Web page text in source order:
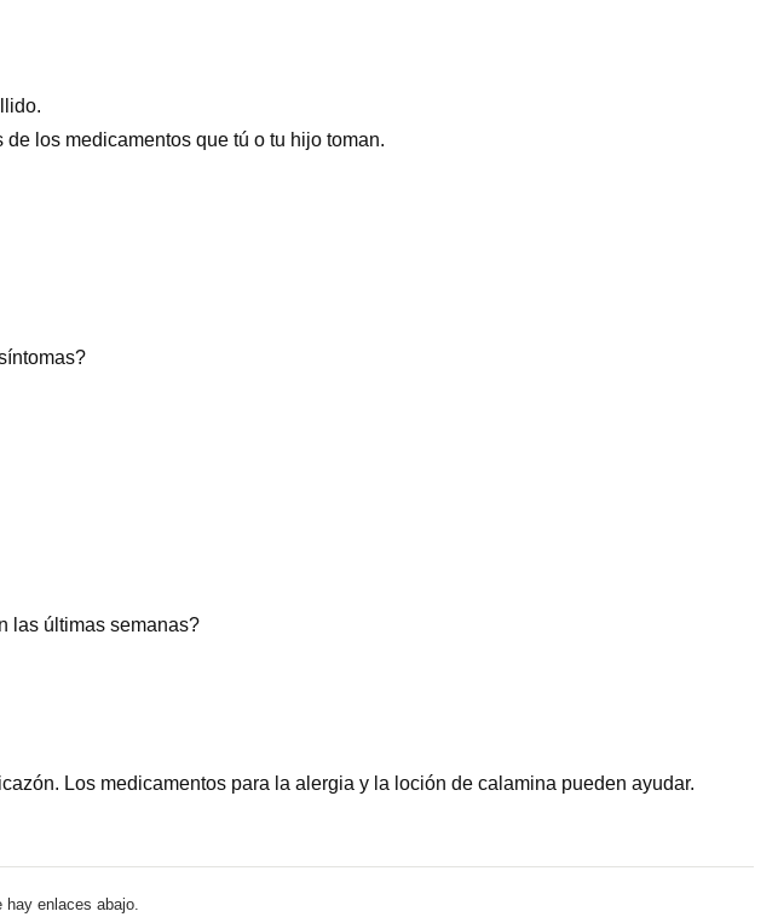
los medicamentos que tú o tu hijo toman.
las últimas semanas?
Los medicamentos para la alergia y la loción de calamina pueden ayudar.
enlaces abajo.